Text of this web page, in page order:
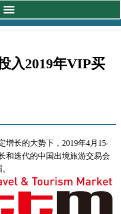
入2019年VIP买
增长的大势下， 2019年4月 15-
和迭代的中国出境旅游交易会